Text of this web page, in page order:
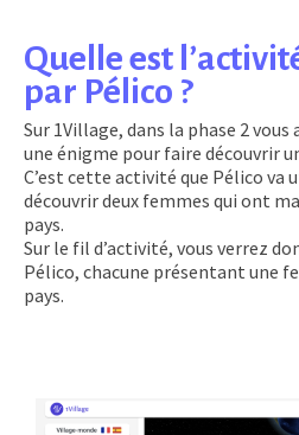
Quelle est
par Pélico ?
Sur 1Village, dans la phase 2
une énigme pour faire découvrir
C’est cette activité que Pélico va
découvrir deux femmes qui ont
pays.
Sur le fil d’activité, vous verrez
Pélico, chacune présentant une
pays.